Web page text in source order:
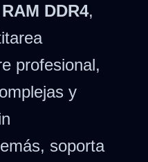
DDR4,
profesional,
y
soporta